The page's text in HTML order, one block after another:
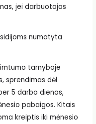
jei darbuotojas
numatyta
tarnyboje
sprendimas dėl
5 darbo dienas,
pabaigos. Kitais
kreiptis iki mėnesio